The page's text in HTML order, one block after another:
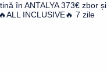
în ANTALYA 373€ zbor și
INCLUSIVE🔥 7 zile